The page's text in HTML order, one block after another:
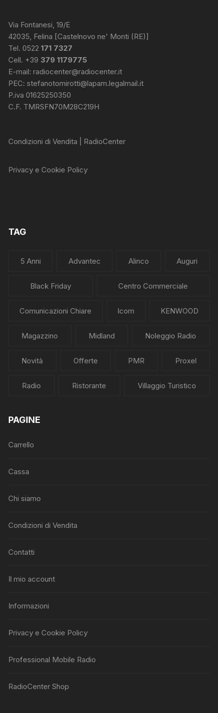
Via Fontanesi, 19/E
42035, Felina [Castelnovo ne' Monti (RE)]
Tel. 0522171 7327
Cell. +39 379 1179775
E-mail:radiocenter@radiocenter.it
PEC:stefanotomirotti@lapam.legalmail.it
P.iva 01625250350
C.F. TMRSFN70M28C219H
Condizioni di Vendita | RadioCenter
Privacy e Cookie Policy
TAG
5 Anni Advantec Alinco Auguri
Black Friday Centro Commerciale
Comunicazioni Chiare Icom KENWOOD
Magazzino Midland Noleggio Radio
Novità Offerte PMR Proxel
Radio Ristorante Villaggio Turistico
PAGINE
Carrello
Cassa
Chi siamo
Condizioni di Vendita
Contatti
Il mio account
Informazioni
Privacy e Cookie Policy
Professional Mobile Radio
RadioCenter Shop